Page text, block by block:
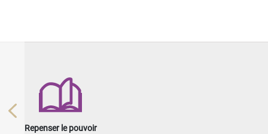
Repenser le pouvoir
Previous